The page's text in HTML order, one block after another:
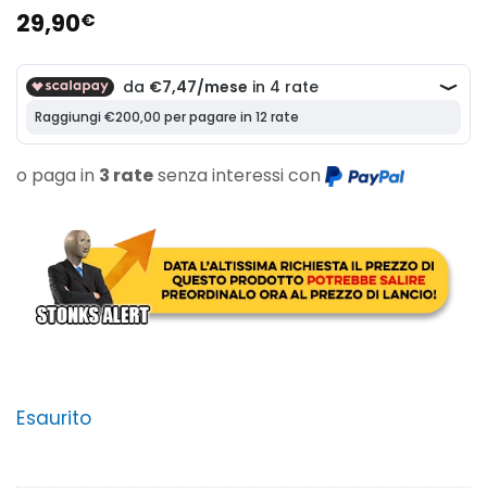
29,90€
o paga in 3 ratesenza interessi con
Esaurito